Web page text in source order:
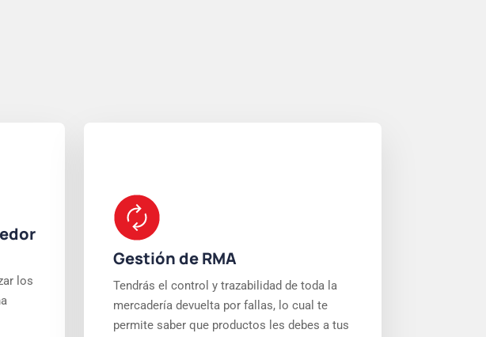
los
Gestión de RMA
Tendrás el control y trazabilidad de toda la
mercadería devuelta por fallas, lo cual te
permite saber que productos les debes a tus